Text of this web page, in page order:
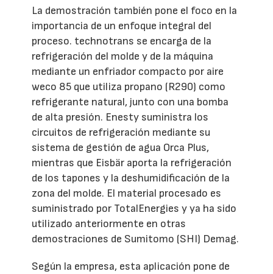
La demostración también pone el foco en la
importancia de un enfoque integral del
proceso. technotrans se encarga de la
refrigeración del molde y de la máquina
mediante un enfriador compacto por aire
weco 85 que utiliza propano (R290) como
refrigerante natural, junto con una bomba
de alta presión. Enesty suministra los
circuitos de refrigeración mediante su
sistema de gestión de agua Orca Plus,
mientras que Eisbär aporta la refrigeración
de los tapones y la deshumidificación de la
zona del molde. El material procesado es
suministrado por TotalEnergies y ya ha sido
utilizado anteriormente en otras
demostraciones de Sumitomo (SHI) Demag.
Según la empresa, esta aplicación pone de